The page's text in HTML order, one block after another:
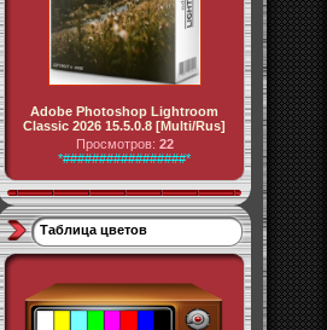
Adobe Photoshop Lightroom
Classic 2026 15.5.0.8 [Multi/Rus]
Просмотров: 22
*#################*
Таблица цветов